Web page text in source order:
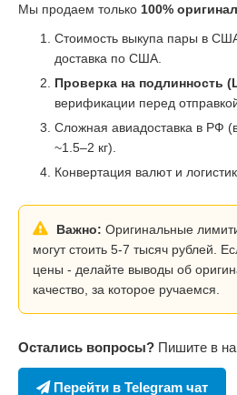
Мы продаем только 100% оригинал
Стоимость выкупа пары в
доставка по США.
Проверка на подлинность
верификации перед
Сложная авиадоставка в РФ
~1.5–2 кг).
Конвертация валют и
Важно: Оригинальные
могут стоить 5-7 тысяч рублей.
цены - делайте выводы об
качество, за которое ручаемся.
Остались вопросы? Пишите в
Перейти в Telegram чат